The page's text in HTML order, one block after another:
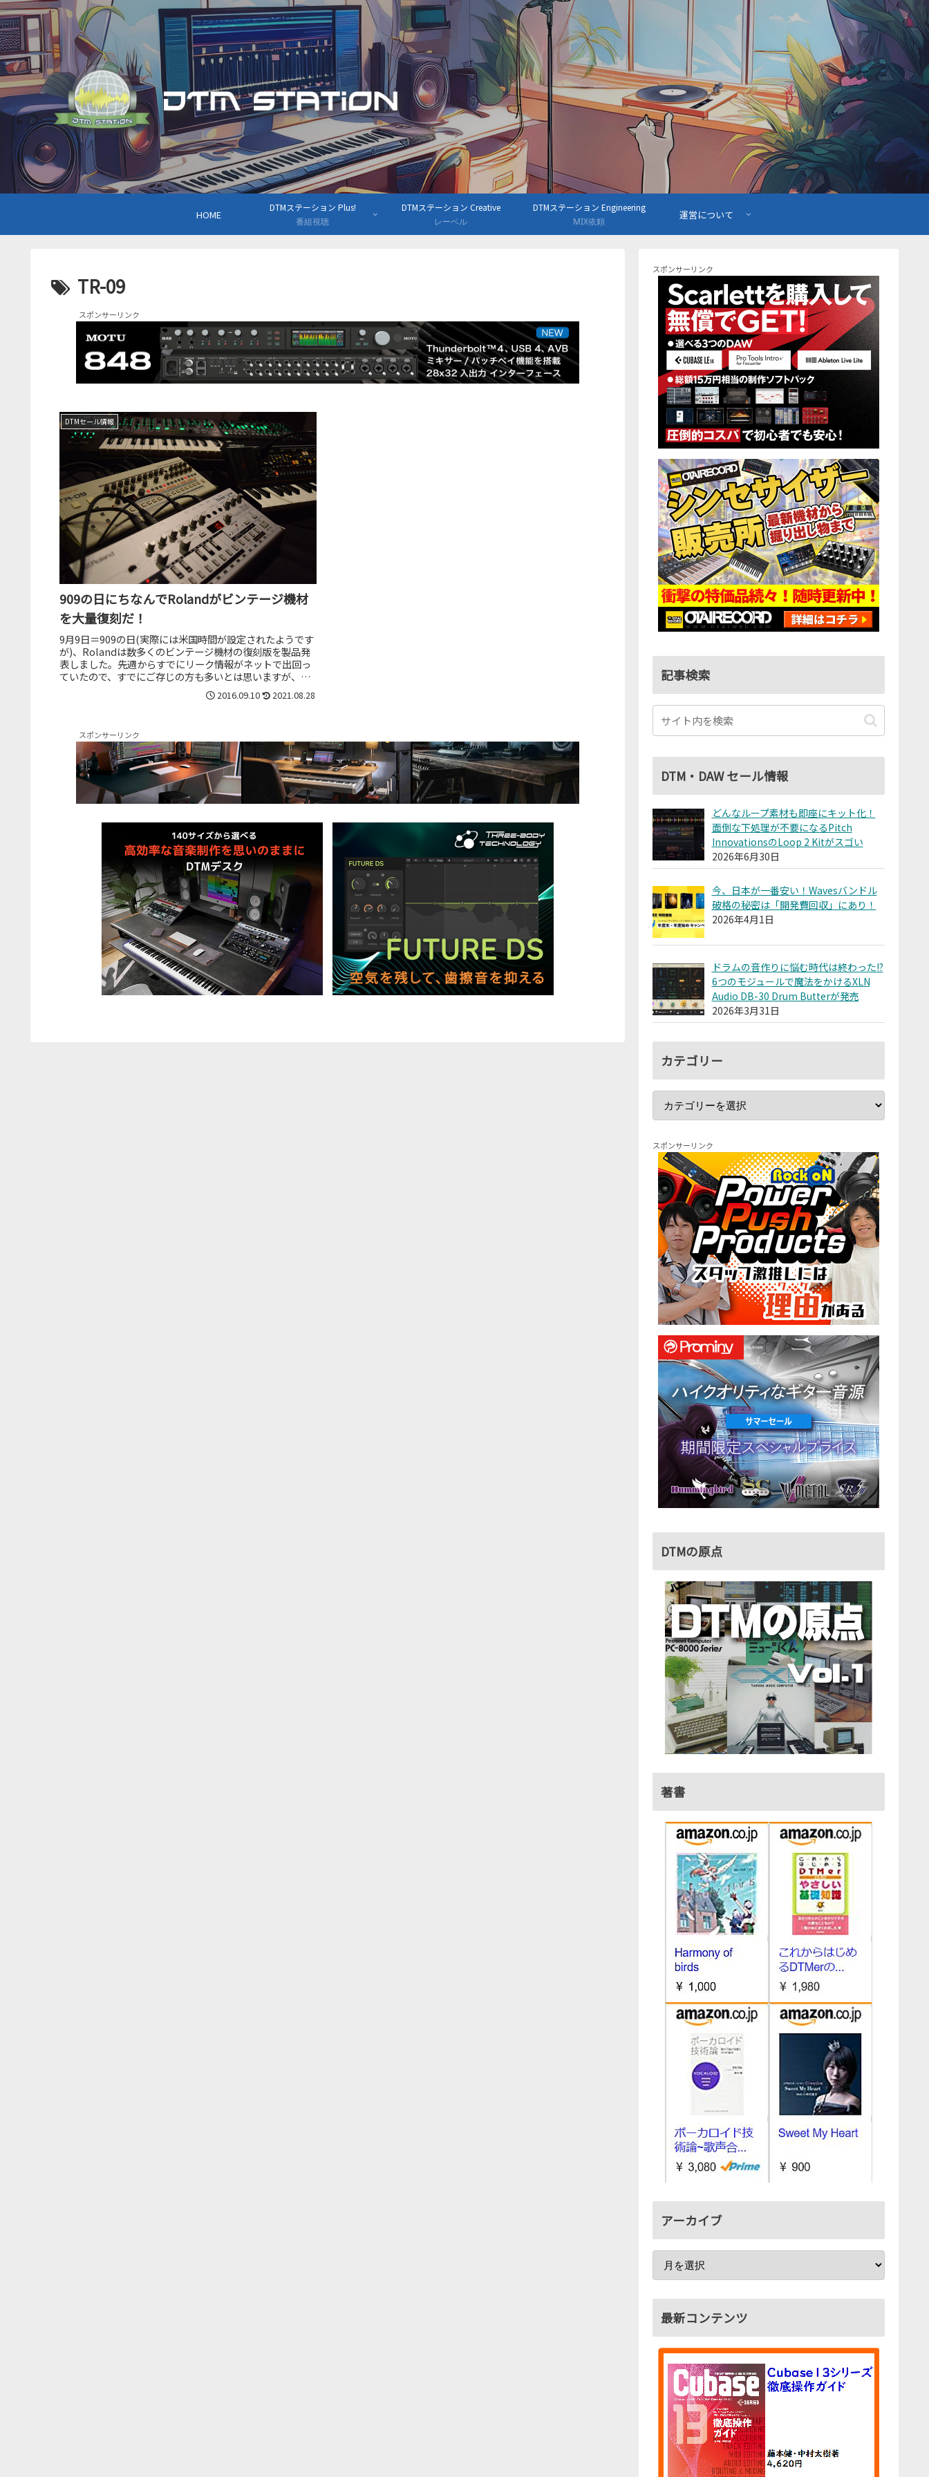
HOME
DTMステーション Plus!
番組視聴
DTMステーション Creative
レーベル
DTMステーション Engineering
MIX依頼
運営について
TR-09
スポンサーリンク
DTMセール情報
909の日にちなんでRolandがビンテージ機材
を大量復刻だ！
9月9日＝909の日(実際には米国時間が設定されたようです
が)、Rolandは数多くのビンテージ機材の復刻版を製品発
表しました。先週からすでにリーク情報がネットで出回っ
ていたので、すでにご存じの方も多いとは思いますが、や
2016.09.10 2021.08.28
スポンサーリンク
スポンサーリンク
記事検索
DTM・DAW セール情報
どんなループ素材も即座にキット化！
面倒な下処理が不要になるPitch
InnovationsのLoop 2 Kitがスゴい
2026年6月30日
今、日本が一番安い！Wavesバンドル
破格の秘密は「開発費回収」にあり！
2026年4月1日
ドラムの音作りに悩む時代は終わった!?
6つのモジュールで魔法をかけるXLN
Audio DB-30 Drum Butterが発売
2026年3月31日
カテゴリー
スポンサーリンク
DTMの原点
著書
アーカイブ
最新コンテンツ